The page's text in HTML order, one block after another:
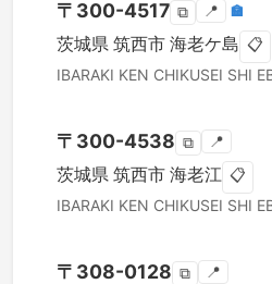
〒 300-4517 ⧉ 📍 🏣
茨城県 筑西市 海老ケ島 📋
IBARAKI KEN CHIKUSEI SHI
〒 300-4538 ⧉ 📍
茨城県 筑西市 海老江 📋
IBARAKI KEN CHIKUSEI SHI
〒 308-0128 ⧉ 📍